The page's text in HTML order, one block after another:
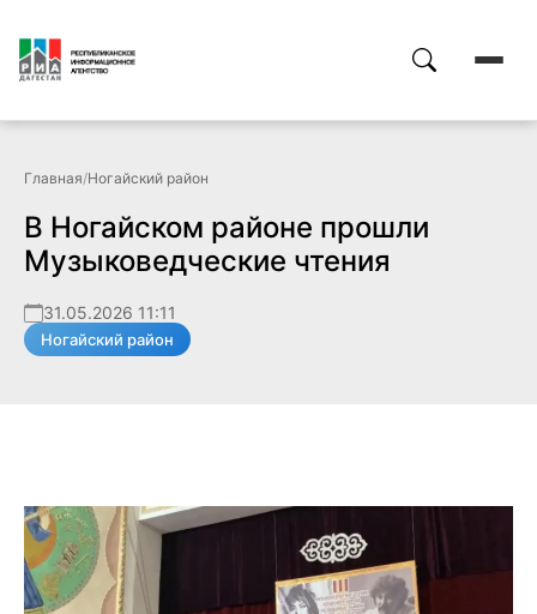
Главная/Ногайский район
В Ногайском районе прошли
Музыковедческие чтения
31.05.2026 11:11
Ногайский район